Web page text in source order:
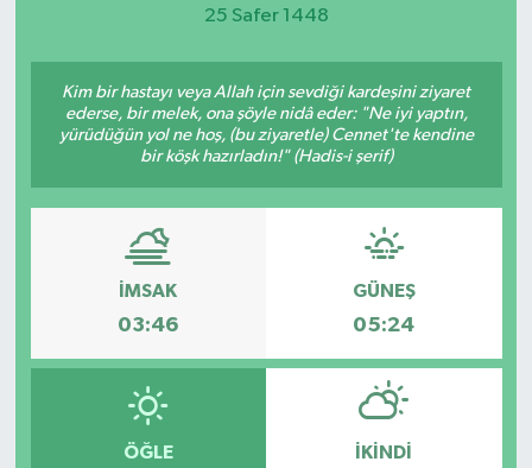
25 Safer 1448
Kim bir hastayı veya Allah için sevdiği kardeşini ziyaret
ederse, bir melek, ona şöyle nidâ eder: "Ne iyi yaptın,
yürüdüğün yol ne hoş, (bu ziyaretle) Cennet'te kendine
bir köşk hazırladın!" (Hadis-i şerif)
İMSAK
03:46
GÜNEŞ
05:24
ÖĞLE İKINDI
Etkinlikler